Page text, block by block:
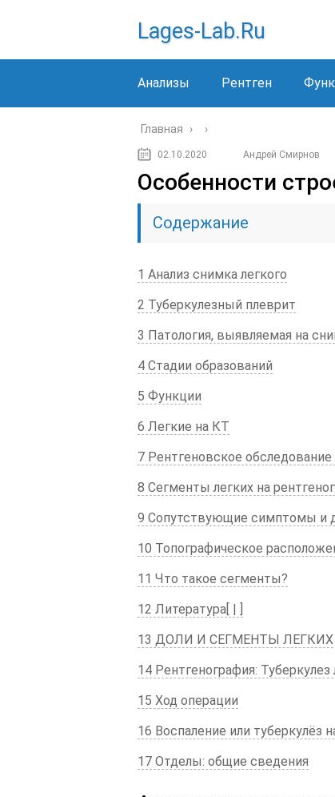
Lages-Lab.ru
Анализы Рентген
Главная › ›
02.10.2020 Андрей Смирнов
Особенности
Содержание
1 Анализ снимка легкого
2 Туберкулезный плеврит
3 Патология, выявляемая на
4 Стадии образований
5 Функции
6 Легкие на КТ
7 Рентгеновское
8 Сегменты легких на
9 Сопутствующие симптомы и
10 Топографическое
11 Что такое сегменты?
12 Литература[ | ]
13 ДОЛИ И СЕГМЕНТЫ ЛЕГКИХ
14 Рентгенография: Туберкулез
15 Ход операции
16 Воспаление или туберкулёз
17 Отделы: общие сведения